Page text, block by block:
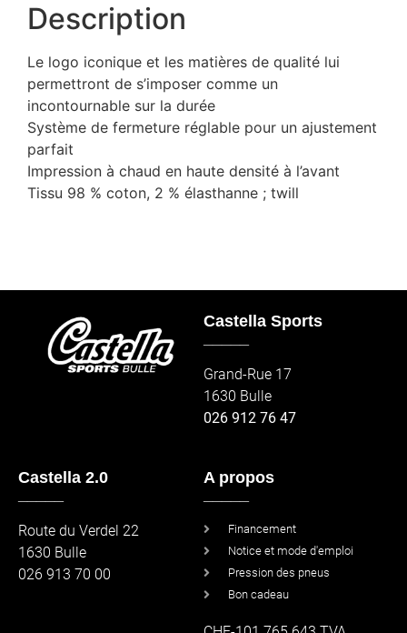
Description
Le logo iconique et les matières de qualité lui
permettront de s’imposer comme un
incontournable sur la durée
Système de fermeture réglable pour un ajustement
parfait
Impression à chaud en haute densité à l’avant
Tissu 98 % coton, 2 % élasthanne ; twill
Castella Sports
Grand-Rue 17
1630 Bulle
026 912 76 47
Castella 2.0
Route du Verdel 22
1630 Bulle
026 913 70 00
A propos
Financement
Notice et mode d'emploi
Pression des pneus
Bon cadeau